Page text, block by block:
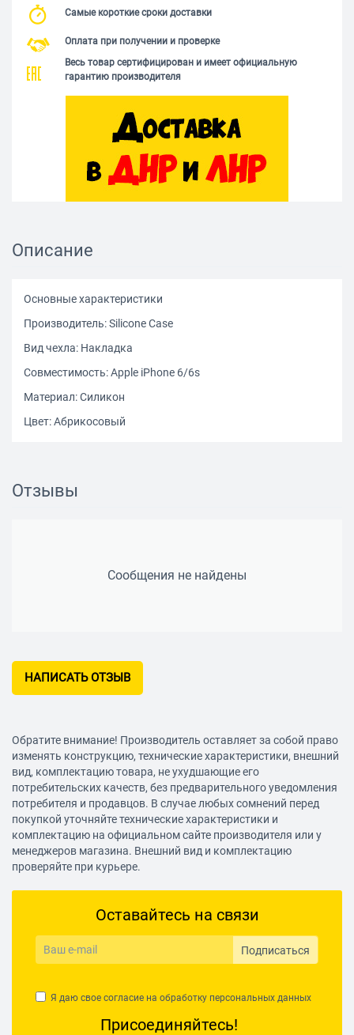
Самые короткие сроки доставки
Оплата при получении и проверке
Весь товар сертифицирован и имеет официальную
гарантию производителя
Описание
Основные характеристики
Производитель: Silicone Сase
Вид чехла: Накладка
Совместимость: Apple iPhone 6/6s
Материал: Силикон
Цвет: Абрикосовый
Отзывы
Сообщения не найдены
НАПИСАТЬ ОТЗЫВ
Обратите внимание! Производитель оставляет за собой право
изменять конструкцию, технические характеристики, внешний
вид, комплектацию товара, не ухудшающие его
потребительских качеств, без предварительного уведомления
потребителя и продавцов. В случае любых сомнений перед
покупкой уточняйте технические характеристики и
комплектацию на официальном сайте производителя или у
менеджеров магазина. Внешний вид и комплектацию
проверяйте при курьере.
Оставайтесь на связи
Подписаться
Я даю свое согласие на обработку персональных данных
Присоединяйтесь!